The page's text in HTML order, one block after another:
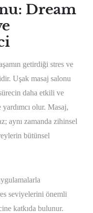
Dream
getirdiği stres ve
Uşak masaj salonu
daha etkili ve
olur. Masaj,
aynı zamanda zihinsel
bütünsel
seviyelerini önemli
katkıda bulunur.